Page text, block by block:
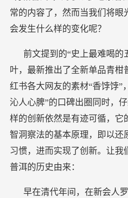
常的内容了，然而当我们将眼
会发生什么样的变化呢？
前文提到的“史上最难喝的
叶，最新推出了全新单品青柑
红书各大网友的素材“香饽饽”
沁人心脾”的口碑出圈同时，
样的创新依然是有迹可循，它
智洞察法的基本原理，即以还
习惯，进而实现了创新。让我
普洱的历史由来：
早在清代年间，在新会人